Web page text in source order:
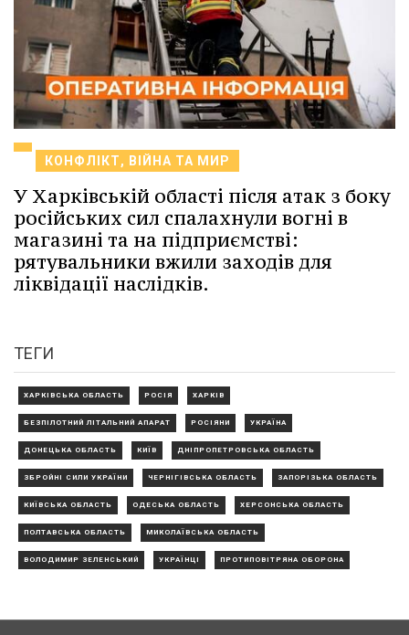
КОНФЛІКТ, ВІЙНА ТА МИР
У Харківській області після атак з боку
російських сил спалахнули вогні в
магазині та на підприємстві:
рятувальники вжили заходів для
ліквідації наслідків.
ТЕГИ
ХАРКІВСЬКА ОБЛАСТЬ РОСІЯ ХАРКІВ
БЕЗПІЛОТНИЙ ЛІТАЛЬНИЙ АПАРАТ РОСІЯНИ УКРАЇНА
ДОНЕЦЬКА ОБЛАСТЬ КИЇВ ДНІПРОПЕТРОВСЬКА ОБЛАСТЬ
ЗБРОЙНІ СИЛИ УКРАЇНИ ЧЕРНІГІВСЬКА ОБЛАСТЬ ЗАПОРІЗЬКА ОБЛАСТЬ
КИЇВСЬКА ОБЛАСТЬ ОДЕСЬКА ОБЛАСТЬ ХЕРСОНСЬКА ОБЛАСТЬ
ПОЛТАВСЬКА ОБЛАСТЬ МИКОЛАЇВСЬКА ОБЛАСТЬ
ВОЛОДИМИР ЗЕЛЕНСЬКИЙ УКРАЇНЦІ ПРОТИПОВІТРЯНА ОБОРОНА